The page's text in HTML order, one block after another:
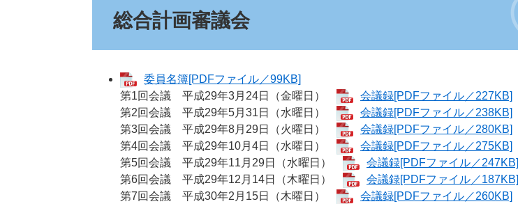
総合計画審議会
委員名簿[PDFファイル／99KB]
第1回会議 平成29年3月24日（金曜日）
会議録[PDFファイル／227KB]
第2回会議 平成29年5月31日（水曜日）
会議録[PDFファイル／238KB]
第3回会議 平成29年8月29日（火曜日）
会議録[PDFファイル／280KB]
第4回会議 平成29年10月4日（水曜日）
会議録[PDFファイル／275KB]
第5回会議 平成29年11月29日（水曜日）
会議録[PDFファイル／247KB]
第6回会議 平成29年12月14日（木曜日）
会議録[PDFファイル／187KB]
第7回会議 平成30年2月15日（木曜日）
会議録[PDFファイル／260KB]